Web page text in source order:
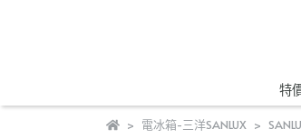
特
電冰箱-三洋SANLUX